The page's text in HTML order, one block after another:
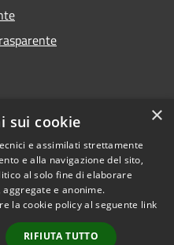
Copyright © 2026 • Comune di
Castellalto • Powered by
Municipium•
Accesso
×
sui cookie
e assimilati strettamente
e alla navigazione del sito,
al solo fine di elaborare
e anonime.
la cookie policy al seguente link
RIFIUTA TUTTO